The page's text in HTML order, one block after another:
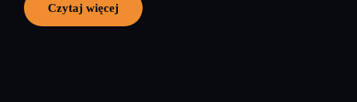
Czytaj więcej